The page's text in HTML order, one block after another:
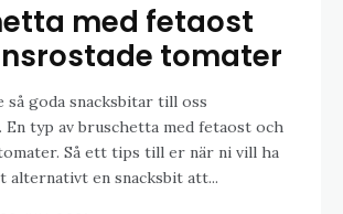
med fetaost
tomater
så goda snacksbitar till oss
En typ av bruschetta med fetaost och
Så ett tips till er när ni vill ha
alternativt en snacksbit att...